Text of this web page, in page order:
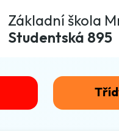
Základní škola
Studentská 895